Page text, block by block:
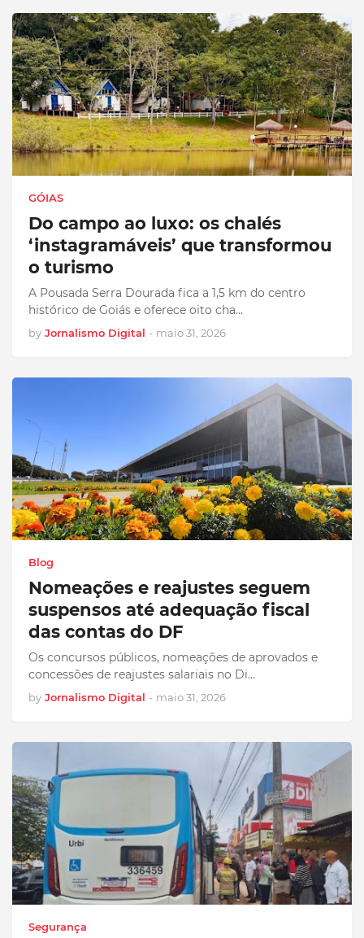
GÓIAS
Do campo ao luxo: os chalés
‘instagramáveis’ que transformou
o turismo
A Pousada Serra Dourada fica a 1,5 km do centro
histórico de Goiás e oferece oito cha…
by Jornalismo Digital - maio 31, 2026
Blog
Nomeações e reajustes seguem
suspensos até adequação fiscal
das contas do DF
Os concursos públicos, nomeações de aprovados e
concessões de reajustes salariais no Di…
by Jornalismo Digital - maio 31, 2026
Segurança